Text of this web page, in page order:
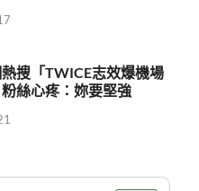
搜「TWICE志效爆機場
絲心疼：妳要堅強